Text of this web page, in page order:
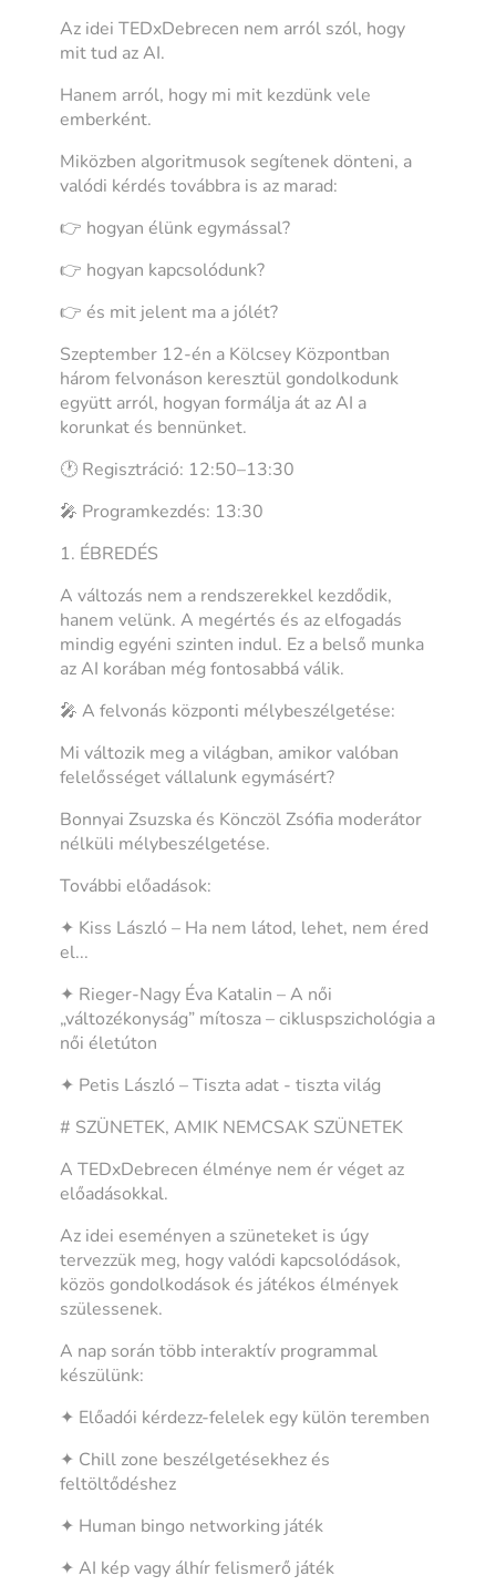
Az idei TEDxDebrecen nem arról szól, hogy
mit tud az AI.
Hanem arról, hogy mi mit kezdünk vele
emberként.
Miközben algoritmusok segítenek dönteni, a
valódi kérdés továbbra is az marad:
👉 hogyan élünk egymással?
👉 hogyan kapcsolódunk?
👉 és mit jelent ma a jólét?
Szeptember 12-én a Kölcsey Központban
három felvonáson keresztül gondolkodunk
együtt arról, hogyan formálja át az AI a
korunkat és bennünket.
🕐 Regisztráció: 12:50–13:30
🎤 Programkezdés: 13:30
1. ÉBREDÉS
A változás nem a rendszerekkel kezdődik,
hanem velünk. A megértés és az elfogadás
mindig egyéni szinten indul. Ez a belső munka
az AI korában még fontosabbá válik.
🎤 A felvonás központi mélybeszélgetése:
Mi változik meg a világban, amikor valóban
felelősséget vállalunk egymásért?
Bonnyai Zsuzska és Könczöl Zsófia moderátor
nélküli mélybeszélgetése.
További előadások:
✦ Kiss László – Ha nem látod, lehet, nem éred
el...
✦ Rieger-Nagy Éva Katalin – A női
„változékonyság” mítosza – cikluspszichológia a
női életúton
✦ Petis László – Tiszta adat - tiszta világ
# SZÜNETEK, AMIK NEMCSAK SZÜNETEK
A TEDxDebrecen élménye nem ér véget az
előadásokkal.
Az idei eseményen a szüneteket is úgy
tervezzük meg, hogy valódi kapcsolódások,
közös gondolkodások és játékos élmények
szülessenek.
A nap során több interaktív programmal
készülünk:
✦ Előadói kérdezz-felelek egy külön teremben
✦ Chill zone beszélgetésekhez és
feltöltődéshez
✦ Human bingo networking játék
✦ AI kép vagy álhír felismerő játék